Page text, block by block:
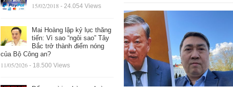
15/02/2018 - 24.054 Views
Mai Hoàng lập kỷ lục thăng
tiến: Vì sao “ngôi sao” Tây
Bắc trở thành điểm nóng
của Bộ Công an?
11/05/2026 - 18.500 Views